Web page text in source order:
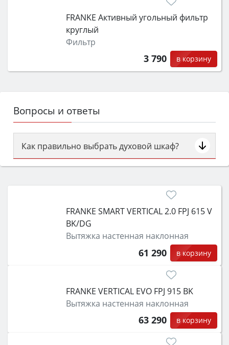
FRANKE Активный угольный фильтр
круглый
Фильтр
3 790 в корзину
Вопросы и ответы
Как правильно выбрать духовой шкаф?
Сначала определитесь с типом (газовый или
затем смотрите на объём 50–70 л для семьи,
функции (конвекция, гриль, самоочистка,
защита от детей).
FRANKE SMART VERTICAL 2.0 FPJ 615 V
BK/DG
Вытяжка настенная наклонная
61 290 в корзину
FRANKE VERTICAL EVO FPJ 915 BK
Вытяжка настенная наклонная
63 290 в корзину